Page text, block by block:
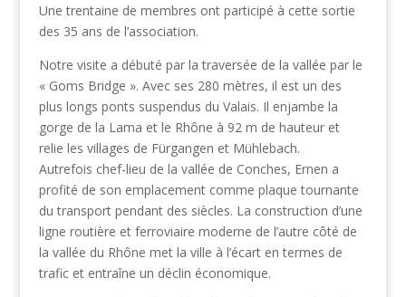
Une trentaine de membres ont participé à cette sortie
des 35 ans de l’association.
Notre visite a débuté par la traversée de la vallée par le
« Goms Bridge ». Avec ses 280 mètres, il est un des
plus longs ponts suspendus du Valais. Il enjambe la
gorge de la Lama et le Rhône à 92 m de hauteur et
relie les villages de Fürgangen et Mühlebach.
Autrefois chef-lieu de la vallée de Conches, Ernen a
profité de son emplacement comme plaque tournante
du transport pendant des siècles. La construction d’une
ligne routière et ferroviaire moderne de l’autre côté de
la vallée du Rhône met la ville à l’écart en termes de
trafic et entraîne un déclin économique.